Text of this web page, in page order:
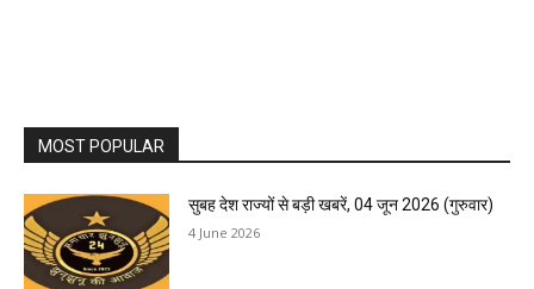
MOST POPULAR
सुबह देश राज्यों से बड़ी खबरें, 04 जून 2026 (गुरुवार)
4 June 2026